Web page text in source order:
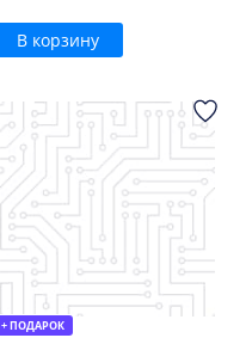
В корзину
+ ПОДАРОК